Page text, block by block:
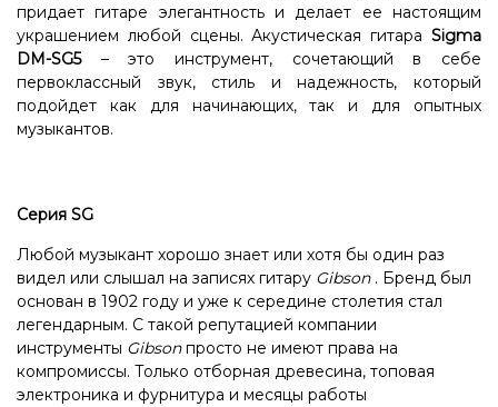
придает гитаре элегантность и делает ее настоящим
украшением любой сцены. Акустическая гитара Sigma
DM-SG5– это инструмент, сочетающий в себе
первоклассный звук, стиль и надежность, который
подойдет как для начинающих, так и для опытных
музыкантов.
Серия SG
Любой музыкант хорошо знает или хотя бы один раз
видел или слышал на записях гитару Gibson. Бренд был
основан в 1902 году и уже к середине столетия стал
легендарным. С такой репутацией компании
инструменты Gibsonпросто не имеют права на
компромиссы. Только отборная древесина, топовая
электроника и фурнитура и месяцы работы